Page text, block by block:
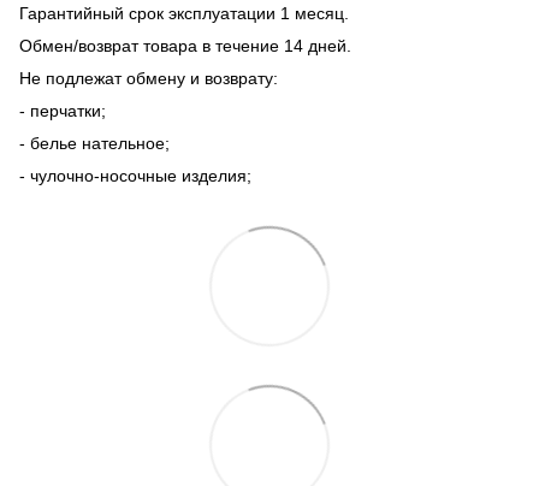
Гарантийный срок эксплуатации 1 месяц.
Обмен/возврат товара в течение 14 дней.
Не подлежат обмену и возврату:
- перчатки;
- белье нательное;
- чулочно-носочные изделия;